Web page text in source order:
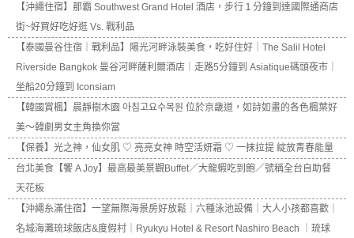
【沖繩住宿】那霸 Southwest Grand Hotel 酒店，步行１分鐘到達國際通商店
街~好買好吃好逛 Vs. 戰利品
【泰國曼谷住宿｜戰利品】陽光河畔泳裝美食，吃好住好｜The Salil Hotel
Riverside Bangkok 曼谷河畔薩利爾酒店｜走路5分鐘到 Asiatique碼頭夜市｜
坐船20分鐘到 Iconsiam
【韓國賞楓】晨靜樹木園 아침고요수목원 位於京畿道，如詩如畫的各色楓葉好
美～韓劇男女主角換你當
【保養】光之神，仙女肌 ♡ 亮亮女神 時空活妍霜 ♡ 一抹拉提 綻放青春能量
台北美食【饗 A Joy】最高最美景觀Buffet／大龍蝦吃到飽／號稱全台自助餐
天花板
【沖繩糸滿住宿】一望無際海景房好放鬆｜六種泳池設備｜大人小孩都喜歡｜
名城海灘琉球飯店&度假村｜Ryukyu Hotel & Resort Nashiro Beach ｜琉球